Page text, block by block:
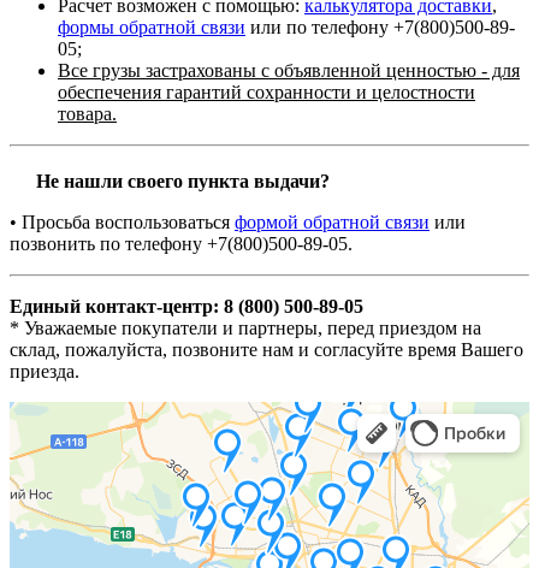
Расчет возможен с помощью: калькулятора доставки,
формы обратной связи или по телефону +7(800)500-89-
05;
Все грузы застрахованы с объявленной ценностью - для
обеспечения гарантий сохранности и целостности
товара.
Не нашли своего пункта выдачи?
• Просьба воспользоваться формой обратной связи или
позвонить по телефону +7(800)500-89-05.
Единый контакт-центр: 8 (800) 500-89-05
* Уважаемые покупатели и партнеры, перед приездом на
склад, пожалуйста, позвоните нам и согласуйте время Вашего
приезда.